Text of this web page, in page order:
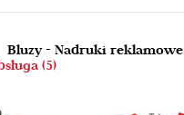
Bluzy - Nadruki reklamowe
(5)